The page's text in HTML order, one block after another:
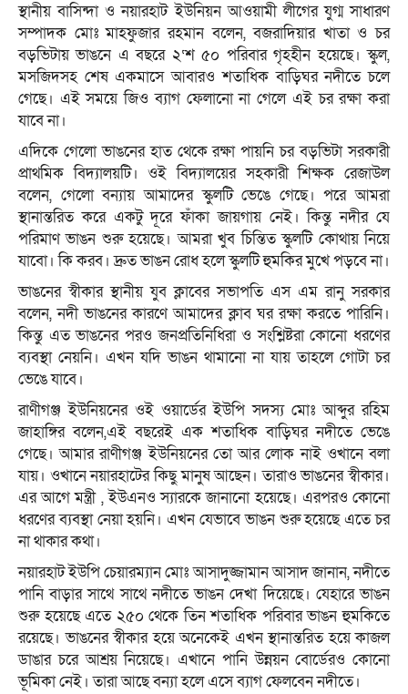
স্থানীয় বাসিন্দা ও নয়ারহাট ইউনিয়ন আওয়ামী লীগের যুগ্ম সাধারণ
সম্পাদক মোঃ মাহফুজার রহমান বলেন, বজরাদিয়ার খাতা ও চর
বড়ভিটায় ভাঙনে এ বছরে ২‘শ ৫০ পরিবার গৃহহীন হয়েছে। স্কুল,
মসজিদসহ শেষ একমাসে আবারও শতাধিক বাড়িঘর নদীতে চলে
গেছে। এই সময়ে জিও ব্যাগ ফেলানো না গেলে এই চর রক্ষা করা
যাবে না।
এদিকে গেলো ভাঙনের হাত থেকে রক্ষা পায়নি চর বড়ভিটা সরকারী
প্রাথমিক বিদ্যালয়টি। ওই বিদ্যালয়ের সহকারী শিক্ষক রেজাউল
বলেন, গেলো বন্যায় আমাদের স্কুলটি ভেঙে গেছে। পরে আমরা
স্থানান্তরিত করে একটু দূরে ফাঁকা জায়গায় নেই। কিন্তু নদীর যে
পরিমাণ ভাঙন শুরু হয়েছে। আমরা খুব চিন্তিত স্কুলটি কোথায় নিয়ে
যাবো। কি করব। দ্রুত ভাঙন রোধ হলে স্কুলটি হুমকির মুখে পড়বে না।
ভাঙনের স্বীকার স্থানীয় যুব ক্লাবের সভাপতি এস এম রানু সরকার
বলেন, নদী ভাঙনের কারণে আমাদের ক্লাব ঘর রক্ষা করতে পারিনি।
কিন্তু এত ভাঙনের পরও জনপ্রতিনিধিরা ও সংশ্লিষ্টরা কোনো ধরণের
ব্যবস্থা নেয়নি। এখন যদি ভাঙন থামানো না যায় তাহলে গোটা চর
ভেঙে যাবে।
রাণীগঞ্জ ইউনিয়নের ওই ওয়ার্ডের ইউপি সদস্য মোঃ আব্দুর রহিম
জাহাঙ্গির বলেন,এই বছরেই এক শতাধিক বাড়িঘর নদীতে ভেঙে
গেছে। আমার রাণীগঞ্জ ইউনিয়নের তো আর লোক নাই ওখানে বলা
যায়। ওখানে নয়ারহাটের কিছু মানুষ আছেন। তারাও ভাঙনের স্বীকার।
এর আগে মন্ত্রী , ইউএনও স্যারকে জানানো হয়েছে। এরপরও কোনো
ধরণের ব্যবস্থা নেয়া হয়নি। এখন যেভাবে ভাঙন শুরু হয়েছে এতে চর
না থাকার কথা।
নয়ারহাট ইউপি চেয়ারম্যান মোঃ আসাদুজ্জামান আসাদ জানান, নদীতে
পানি বাড়ার সাথে সাথে নদীতে ভাঙন দেখা দিয়েছে। যেহারে ভাঙন
শুরু হয়েছে এতে ২৫০ থেকে তিন শতাধিক পরিবার ভাঙন হুমকিতে
রয়েছে। ভাঙনের স্বীকার হয়ে অনেকেই এখন স্থানান্তরিত হয়ে কাজল
ডাঙার চরে আশ্রয় নিয়েছে। এখানে পানি উন্নয়ন বোর্ডেরও কোনো
ভূমিকা নেই। তারা আছে বন্যা হলে এসে ব্যাগ ফেলবেন নদীতে।